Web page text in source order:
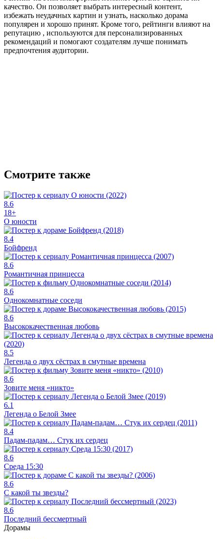
качество. Он позволяет выбрать интересный контент,
избежать неудачных картин и узнать, насколько дорама
популярен и хорошо принят. Кроме того, рейтинги влияют на
репутацию , используются для персонализированных
рекомендаций и помогают создателям лучше понимать
предпочтения аудитории.
Смотрите также
8.6
18+
О юности
8.4
Бойфренд
8.6
Романтичная принцесса
8.6
Однокомнатные соседи
8.6
Высококачественная любовь
8.5
Легенда о двух сёстрах в смутные времена
8.6
Зовите меня «никто»
6.1
Легенда о Белой Змее
8.4
Падам-падам… Стук их сердец
8.6
Среда 15:30
8.6
С какой ты звезды?
8.6
Последний бессмертный
Дорамы